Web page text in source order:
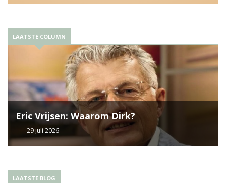
LAATSTE COLUMN
Eric Vrijsen: Waarom Dirk?
29 juli 2026
LAATSTE BLOG